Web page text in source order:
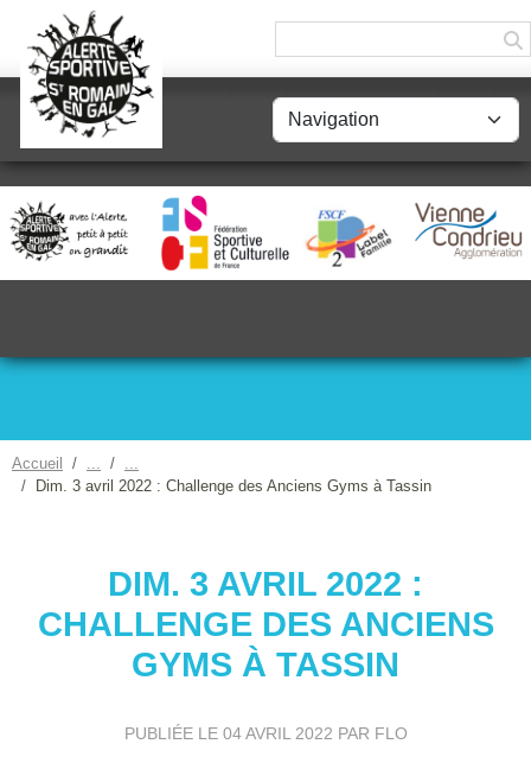
Accueil
Dim. 3 avril 2022 : Challenge des Anciens Gyms à Tassin
DIM. 3 AVRIL 2022 :
CHALLENGE DES ANCIENS
GYMS À TASSIN
PUBLIÉE LE 04 AVRIL 2022 PAR FLO
Panneau de gestion des cookies